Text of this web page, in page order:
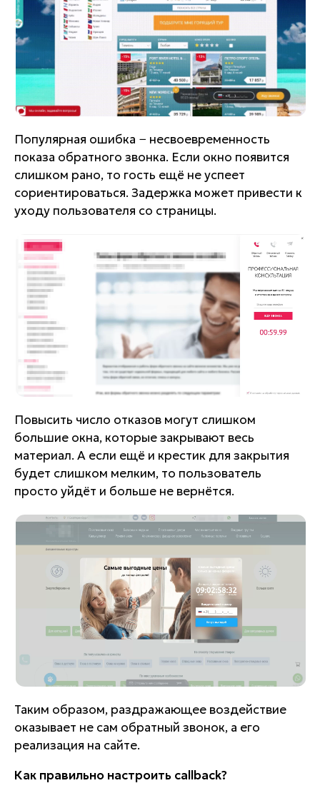
Популярная ошибка − несвоевременность
показа обратного звонка. Если окно появится
слишком рано, то гость ещё не успеет
сориентироваться. Задержка может привести к
уходу пользователя со страницы.
Повысить число отказов могут слишком
большие окна, которые закрывают весь
материал. А если ещё и крестик для закрытия
будет слишком мелким, то пользователь
просто уйдёт и больше не вернётся.
Таким образом, раздражающее воздействие
оказывает не сам обратный звонок, а его
реализация на сайте.
Как правильно настроить callback?